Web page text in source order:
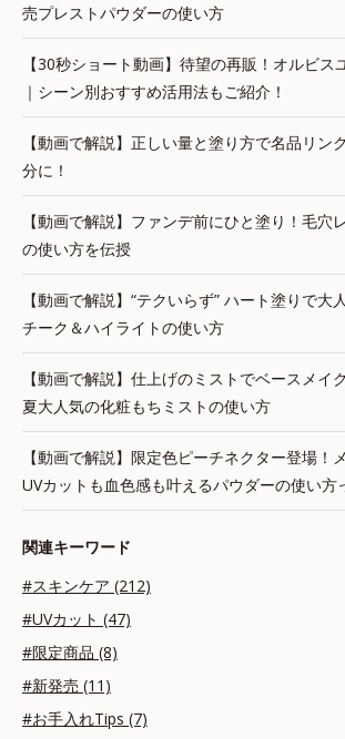
売プレストパウダーの使い方
【30秒ショート動画】待望の再販！オルビス
｜シーン別おすすめ活用法もご紹介！
【動画で解説】正しい量と塗り方で名品リン
分に！
【動画で解説】ファンデ前にひと塗り！毛穴
の使い方を伝授
【動画で解説】“テクいらず” ハート塗りで大
チーク＆ハイライトの使い方
【動画で解説】仕上げのミストでベースメイ
夏大人気の化粧もちミストの使い方
【動画で解説】限定色ピーチネクター登場！
UVカットも血色感も叶えるパウダーの使い方
関連キーワード
#スキンケア (212)
#UVカット (47)
#限定商品 (8)
#新発売 (11)
#お手入れTips (7)